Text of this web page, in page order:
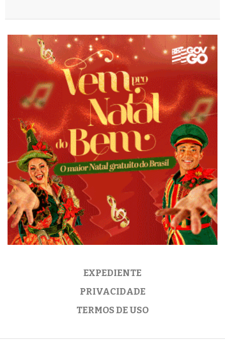
EXPEDIENTE
PRIVACIDADE
TERMOS DE USO